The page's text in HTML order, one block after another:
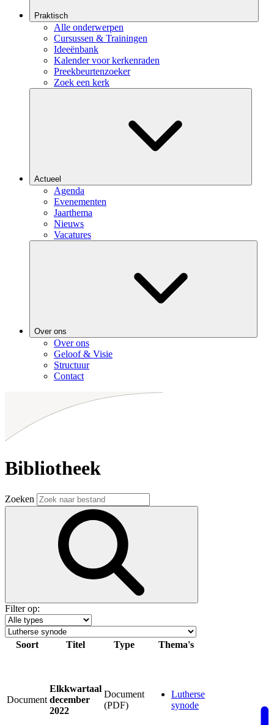
Praktisch
Alle onderwerpen
Cursussen & Trainingen
Ideeënbank
Kalender voor kerkenraden
Preekbeurtenzoeker
Zoek een kerk
Actueel
Agenda
Evenementen
Jaarthema
Nieuws
Vacatures
Over ons
Over ons
Geloof & Visie
Structuur
Contact
Bibliotheek
Zoeken
Filter op:
Soort Titel Type Thema's
Document
Elkkwartaal
december
2022
Document
(PDF)
Lutherse
synode